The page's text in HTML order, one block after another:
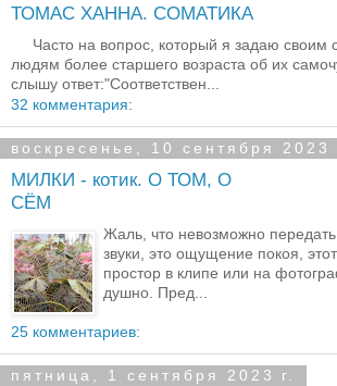
ТОМАС ХАННА. СОМАТИКА
Часто на вопрос, который я задаю своим
людям более старшего возраста об их
слышу ответ:"Соответствен...
32 комментария:
воскресенье, 10 сентября 2023
МИЛКИ - котик. О ТОМ, О
СЁМ
Жаль, что невозможно передать
звуки, это ощущение покоя,
простор в клипе или на
душно. Пред...
25 комментариев:
пятница, 1 сентября 2023 г.